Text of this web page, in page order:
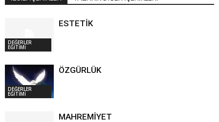
DEĞERLER
EĞİTİMİ
ESTETİK
DEĞERLER
EĞİTİMİ
ÖZGÜRLÜK
MAHREMİYET